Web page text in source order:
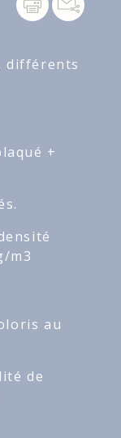
différents
+
m3
au
de